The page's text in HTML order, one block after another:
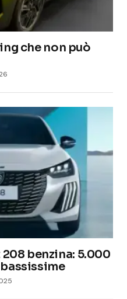
che non può
benzina: 5.000